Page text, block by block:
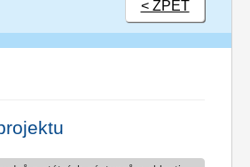
< ZPĚT